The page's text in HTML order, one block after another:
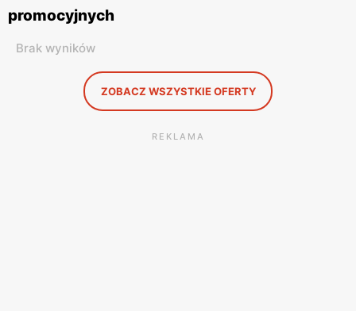
promocyjnych
Brak wyników
ZOBACZ WSZYSTKIE OFERTY
REKLAMA